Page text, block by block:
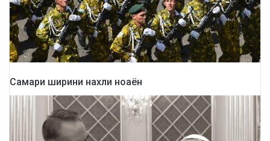
Самари ширини нахли ноаён